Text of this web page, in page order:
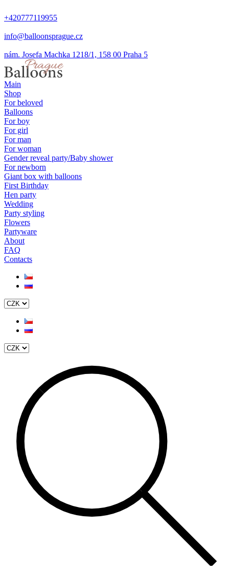
+420777119955
info@balloonsprague.cz
nám. Josefa Machka 1218/1, 158 00 Praha 5
Main
Shop
For beloved
Balloons
For boy
For girl
For man
For woman
Gender reveal party/Baby shower
For newborn
Giant box with balloons
First Birthday
Hen party
Wedding
Party styling
Flowers
Partyware
About
FAQ
Contacts